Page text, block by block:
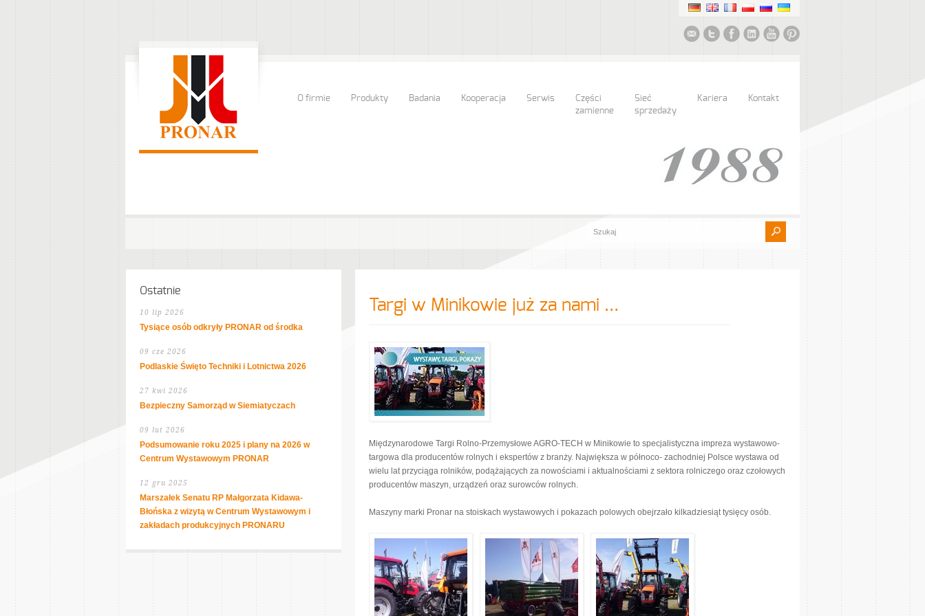
O firmie Produkty Badania Kooperacja Serwis
Części
zamienne
Sieć
sprzedaży
Kariera Kontakt
Targi w Minikowie już za nami …
Międzynarodowe Targi Rolno-Przemysłowe AGRO-TECH w Minikowie to specjalistyczna impreza wystawowo-
targowa dla producentów rolnych i ekspertów z branży. Największa w północo- zachodniej Polsce wystawa od
wielu lat przyciąga rolników, podążających za nowościami i aktualnościami z sektora rolniczego oraz czołowych
producentów maszyn, urządzeń oraz surowców rolnych.
Maszyny marki Pronar na stoiskach wystawowych i pokazach polowych obejrzało kilkadziesiąt tysięcy osób.
Ostatnie
10 lip 2026
Tysiące osób odkryły PRONAR od środka
09 cze 2026
Podlaskie Święto Techniki i Lotnictwa 2026
27 kwi 2026
Bezpieczny Samorząd w Siemiatyczach
09 lut 2026
Podsumowanie roku 2025 i plany na 2026 w
Centrum Wystawowym PRONAR
12 gru 2025
Marszałek Senatu RP Małgorzata Kidawa-
Błońska z wizytą w Centrum Wystawowym i
zakładach produkcyjnych PRONARU